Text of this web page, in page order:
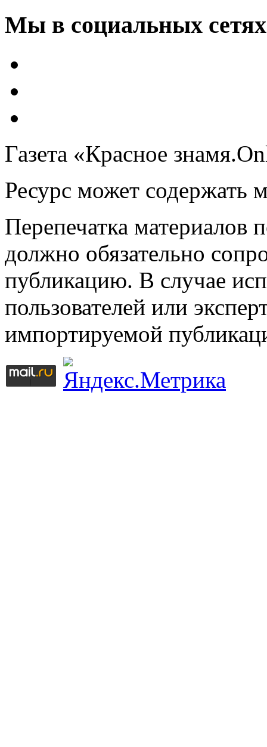
Мы в социальных сетях
Газета «Красное
Ресурс может содержать
Перепечатка материалов
должно обязательно
публикацию. В случае
пользователей или
импортируемой